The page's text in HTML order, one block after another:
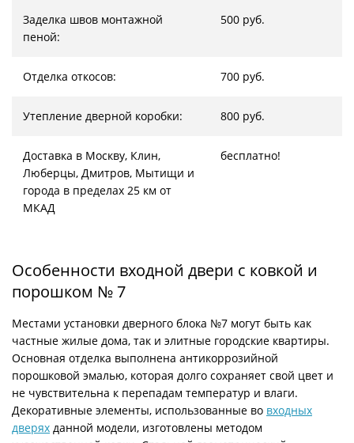
Заделка швов монтажной
пеной:
500 руб.
Отделка откосов: 700 руб.
Утепление дверной коробки: 800 руб.
Доставка в Москву, Клин,
Люберцы, Дмитров, Мытищи и
города в пределах 25 км от
МКАД
бесплатно!
Особенности входной двери с ковкой и
порошком № 7
Местами установки дверного блока №7 могут быть как
частные жилые дома, так и элитные городские квартиры.
Основная отделка выполнена антикоррозийной
порошковой эмалью, которая долго сохраняет свой цвет и
не чувствительна к перепадам температур и влаги.
Декоративные элементы, использованные во входных
дверях данной модели, изготовлены методом